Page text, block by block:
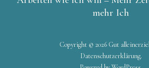
mehr Ich
Copyright © 2026 Gut
Datenschutzerklärung